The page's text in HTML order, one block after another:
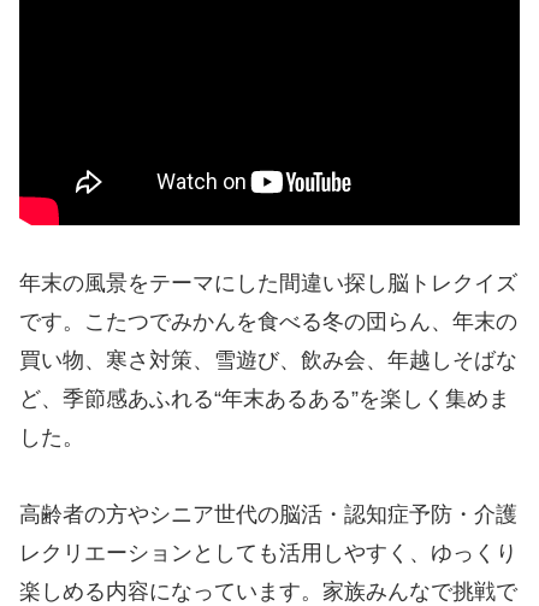
年末の風景をテーマにした間違い探し脳トレクイズ
です。こたつでみかんを食べる冬の団らん、年末の
買い物、寒さ対策、雪遊び、飲み会、年越しそばな
ど、季節感あふれる“年末あるある”を楽しく集めま
した。
高齢者の方やシニア世代の脳活・認知症予防・介護
レクリエーションとしても活用しやすく、ゆっくり
楽しめる内容になっています。家族みんなで挑戦で